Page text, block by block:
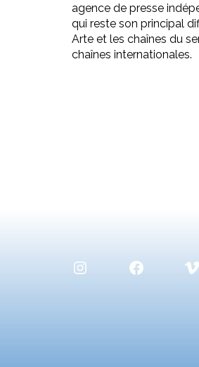
agence de presse
qui reste son principal
Arte et les chaînes du
chaînes internationales.
InstagramFacebook